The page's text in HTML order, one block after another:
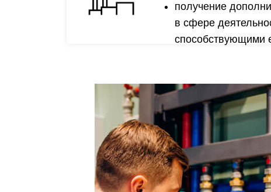
получение
в сфере
способствующими